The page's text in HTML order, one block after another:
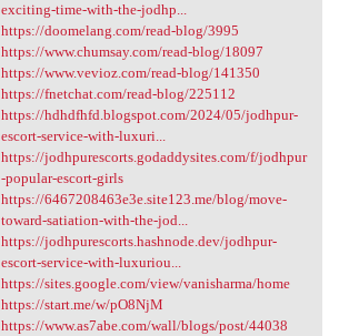
exciting-time-with-the-jodhp...
https://doomelang.com/read-blog/3995
https://www.chumsay.com/read-blog/18097
https://www.vevioz.com/read-blog/141350
https://fnetchat.com/read-blog/225112
https://hdhdfhfd.blogspot.com/2024/05/jodhpur-
escort-service-with-luxuri...
https://jodhpurescorts.godaddysites.com/f/jodhpur
-popular-escort-girls
https://6467208463e3e.site123.me/blog/move-
toward-satiation-with-the-jod...
https://jodhpurescorts.hashnode.dev/jodhpur-
escort-service-with-luxuriou...
https://sites.google.com/view/vanisharma/home
https://start.me/w/pO8NjM
https://www.as7abe.com/wall/blogs/post/44038